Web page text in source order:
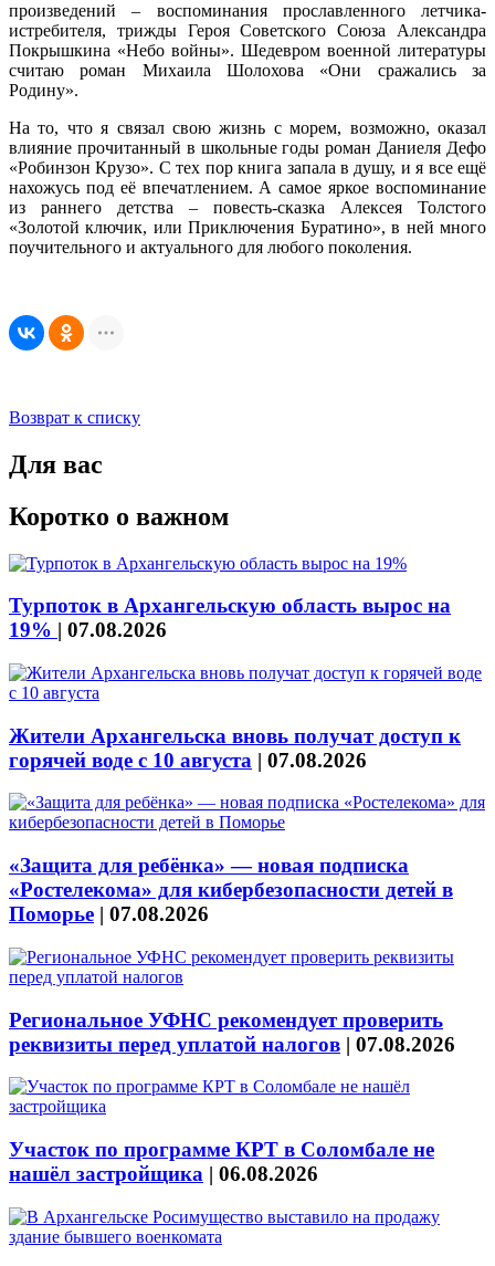
произведений – воспоминания прославленного летчика-
истребителя, трижды Героя Советского Союза Александра
Покрышкина «Небо войны». Шедевром военной литературы
считаю роман Михаила Шолохова «Они сражались за
Родину».
На то, что я связал свою жизнь с морем, возможно, оказал
влияние прочитанный в школьные годы роман Даниеля Дефо
«Робинзон Крузо». С тех пор книга запала в душу, и я все ещё
нахожусь под её впечатлением. А самое яркое воспоминание
из раннего детства – повесть-сказка Алексея Толстого
«Золотой ключик, или Приключения Буратино», в ней много
поучительного и актуального для любого поколения.
Возврат к списку
Для вас
Коротко о важном
Турпоток в Архангельскую область вырос на
19% | 07.08.2026
Жители Архангельска вновь получат доступ к
горячей воде с 10 августа | 07.08.2026
«Защита для ребёнка» — новая подписка
«Ростелекома» для кибербезопасности детей в
Поморье | 07.08.2026
Региональное УФНС рекомендует проверить
реквизиты перед уплатой налогов | 07.08.2026
Участок по программе КРТ в Соломбале не
нашёл застройщика | 06.08.2026